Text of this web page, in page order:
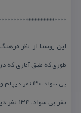
این روستا از نظر